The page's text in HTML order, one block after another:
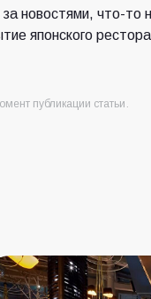
новостями, что-то
японского
публикации статьи.